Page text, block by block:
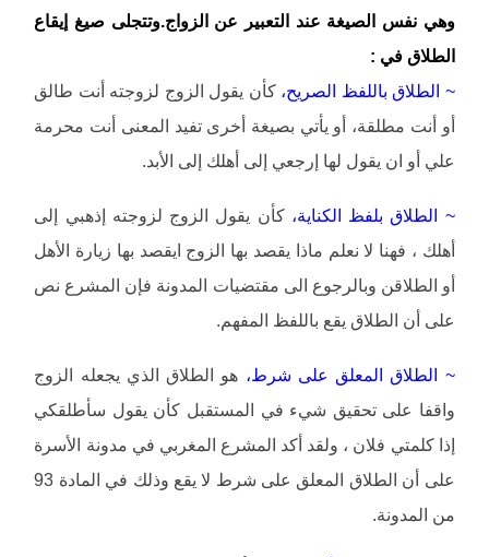
وهي نفس الصيغة عند التعبير عن الزواج.وتتجلى صيغ إيقاع
الطلاق في :
~ الطلاق باللفظ الصريح، كأن يقول الزوج لزوجته أنت طالق
أو أنت مطلقة، أو يأتي بصيغة أخرى تفيد المعنى أنت محرمة
علي أو ان يقول لها إرجعي إلى أهلك إلى الأبد.
~ الطلاق بلفظ الكناية، كأن يقول الزوج لزوجته إذهبي إلى
أهلك ، فهنا لا نعلم ماذا يقصد بها الزوج ايقصد بها زيارة الأهل
أو الطلاقن وبالرجوع الى مقتضيات المدونة فإن المشرع نص
على أن الطلاق يقع باللفظ المفهم.
~ الطلاق المعلق على شرط، هو الطلاق الذي يجعله الزوج
واقفا على تحقيق شيء في المستقبل كأن يقول سأطلقكي
إذا كلمتي فلان ، ولقد أكد المشرع المغربي في مدونة الأسرة
على أن الطلاق المعلق على شرط لا يقع وذلك في المادة 93
من المدونة.